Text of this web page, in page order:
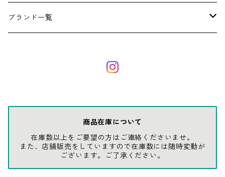
アンダーウェア
グローブ
バッグ
エアーフレッシュナー
ブランド一覧
BEHRENS
BORA
商品在庫について
在庫数以上をご要望の方はご連絡くださいませ。
また、店舗販売をしていますので在庫数には随時変動が
ございます。ご了承ください。